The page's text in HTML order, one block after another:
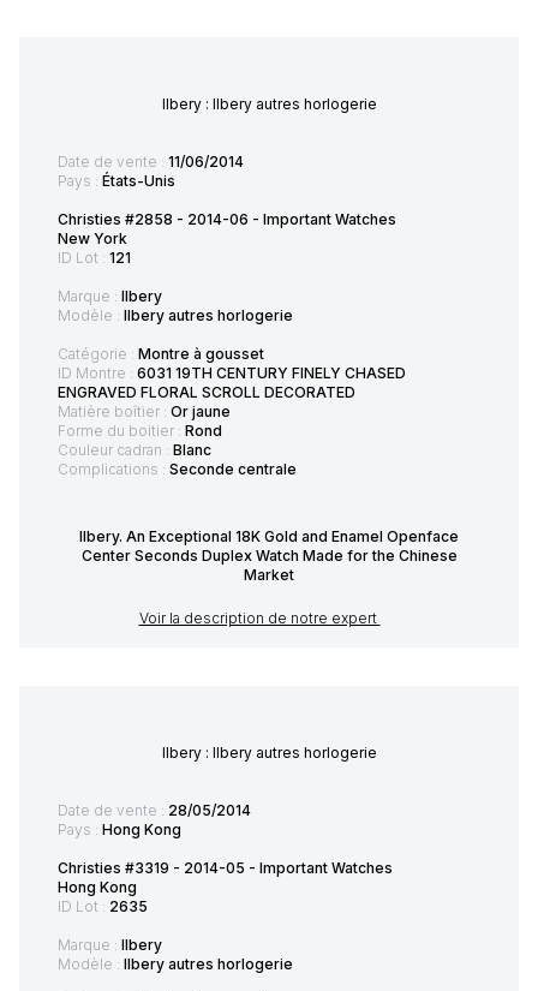
Ilbery : Ilbery autres horlogerie
Date de vente : 11/06/2014
Pays : États-Unis
Christies #2858 - 2014-06 - Important Watches
New York
ID Lot : 121
Marque : Ilbery
Modèle : Ilbery autres horlogerie
Catégorie : Montre à gousset
ID Montre : 6031 19TH CENTURY FINELY CHASED
ENGRAVED FLORAL SCROLL DECORATED
Matière boîtier : Or jaune
Forme du boitier : Rond
Couleur cadran : Blanc
Complications : Seconde centrale
Ilbery. An Exceptional 18K Gold and Enamel Openface
Center Seconds Duplex Watch Made for the Chinese
Market
Voir la description de notre expert
Ilbery : Ilbery autres horlogerie
Date de vente : 28/05/2014
Pays : Hong Kong
Christies #3319 - 2014-05 - Important Watches
Hong Kong
ID Lot : 2635
Marque : Ilbery
Modèle : Ilbery autres horlogerie